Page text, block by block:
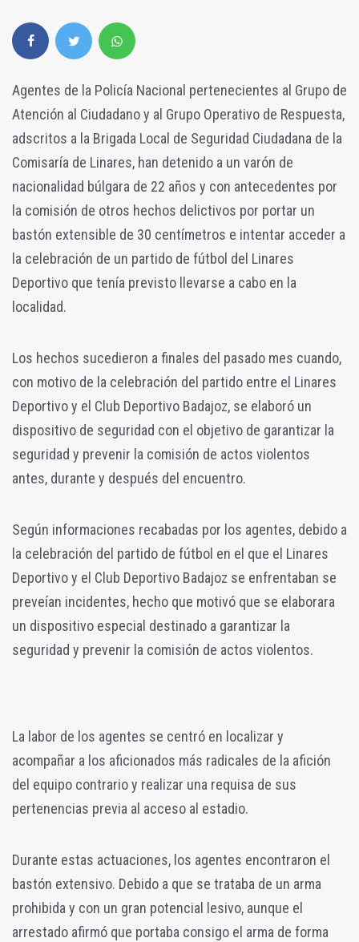
Agentes de la Policía Nacional pertenecientes al Grupo de
Atención al Ciudadano y al Grupo Operativo de Respuesta,
adscritos a la Brigada Local de Seguridad Ciudadana de la
Comisaría de Linares, han detenido a un varón de
nacionalidad búlgara de 22 años y con antecedentes por
la comisión de otros hechos delictivos por portar un
bastón extensible de 30 centímetros e intentar acceder a
la celebración de un partido de fútbol del Linares
Deportivo que tenía previsto llevarse a cabo en la
localidad.
Los hechos sucedieron a finales del pasado mes cuando,
con motivo de la celebración del partido entre el Linares
Deportivo y el Club Deportivo Badajoz, se elaboró un
dispositivo de seguridad con el objetivo de garantizar la
seguridad y prevenir la comisión de actos violentos
antes, durante y después del encuentro.
Según informaciones recabadas por los agentes, debido a
la celebración del partido de fútbol en el que el Linares
Deportivo y el Club Deportivo Badajoz se enfrentaban se
preveían incidentes, hecho que motivó que se elaborara
un dispositivo especial destinado a garantizar la
seguridad y prevenir la comisión de actos violentos.
La labor de los agentes se centró en localizar y
acompañar a los aficionados más radicales de la afición
del equipo contrario y realizar una requisa de sus
pertenencias previa al acceso al estadio.
Durante estas actuaciones, los agentes encontraron el
bastón extensivo. Debido a que se trataba de un arma
prohibida y con un gran potencial lesivo, aunque el
arrestado afirmó que portaba consigo el arma de forma